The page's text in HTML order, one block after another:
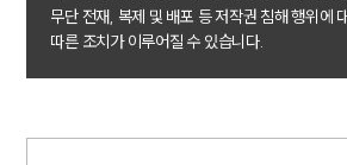
소식/자료
언론보도
법률 블로그
무단 전재, 복제 및 배포 등 저작권 침해 행위에
따른 조치가 이루어질 수 있습니다.